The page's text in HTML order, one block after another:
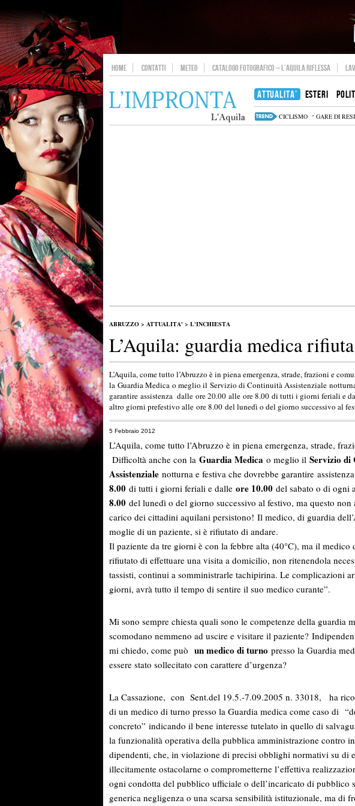
HOME CONTATTI METEO CATALOGO FOTOGRAFICO – L’AQUILA RIFLESSA
ATTUALITA’ ESTERI
CICLISMO GARE DI
ABRUZZO > ATTUALITA' > L'INCHIESTA
L’Aquila: guardia medica
L’Aquila, come tutto l’Abruzzo è in piena emergenza, strade, frazioni e
la Guardia Medica o meglio il Servizio di Continuità Assistenziale
garantire assistenza dalle ore 20.00 alle ore 8.00 di tutti i giorni feriali e
altro giorni prefestivo alle ore 8.00 del lunedì o del giorno successivo al
5 Febbraio 2012
L’Aquila, come tutto l’Abruzzo è in piena emergenza, strade,
Difficoltà anche con la Guardia Medica o meglio il Servizio di
Assistenziale notturna e festiva che dovrebbe garantire
8.00 di tutti i giorni feriali e dalle ore 10.00 del sabato o di ogni
8.00 del lunedì o del giorno successivo al festivo, ma questo
carico dei cittadini aquilani persistono! Il medico, di guardia
moglie di un paziente, si è rifiutato di andare.
Il paziente da tre giorni è con la febbre alta (40°C), ma il medico
rifiutato di effettuare una visita a domicilio, non ritenendola
tassisti, continui a somministrarle tachipirina. Le complicazioni
giorni, avrà tutto il tempo di sentire il suo medico curante”.
Mi sono sempre chiesta quali sono le competenze della guardia
scomodano nemmeno ad uscire e visitare il paziente?
mi chiedo, come può un medico di turno presso la Guardia
essere stato sollecitato con carattere d’urgenza?
La Cassazione, con Sent.del 19.5.-7.09.2005 n. 33018, ha
di un medico di turno presso la Guardia medica come caso di
concreto” indicando il bene interesse tutelato in quello di
la funzionalità operativa della pubblica amministrazione contro
dipendenti, che, in violazione di precisi obblighi normativi su di
illecitamente ostacolarne o comprometterne l’effettiva
ogni condotta del pubblico ufficiale o dell’incaricato di pubblico
generica negligenza o una scarsa sensibilità istituzionale, ma di